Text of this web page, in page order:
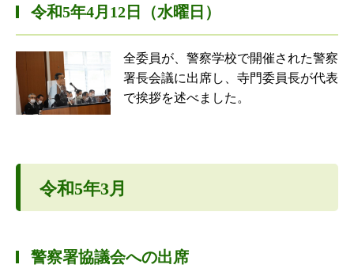
令和5年4月12日（水曜日）
全委員が、警察学校で開催された警察
署長会議に出席し、寺門委員長が代表
で挨拶を述べました。
令和5年3月
警察署協議会への出席